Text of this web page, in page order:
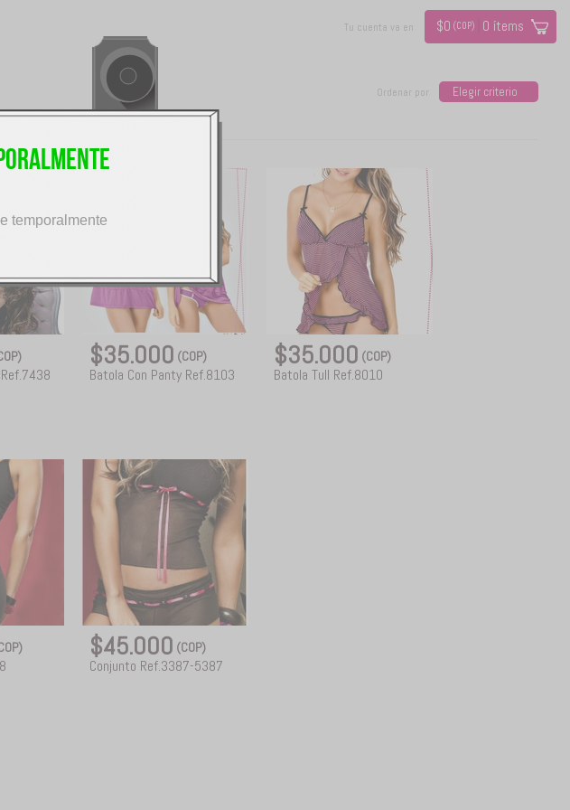
Tu cuenta va en $0 (COP) 0 ítems
Ordenar por Elegir criterio
$35.000(COP)
Batola Con Panty Ref.8103
$35.000(COP)
Batola Tull Ref.8010
$45.000(COP)
Conjunto Ref.3387-5387
temporalmente